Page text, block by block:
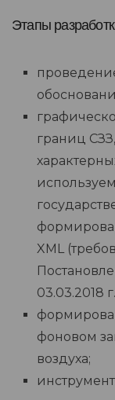
Этапы
границ
XML
03.03.2018
фоновом
воздуха;